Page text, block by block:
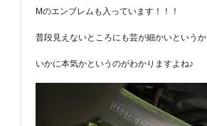
Mのエンブレムも入っています！！！
普段見えないところにも芸が細かいというか
いかに本気かというのがわかりますよね♪